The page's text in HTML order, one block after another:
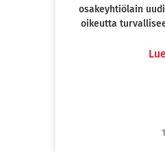
osakeyhtiölain
oikeutta